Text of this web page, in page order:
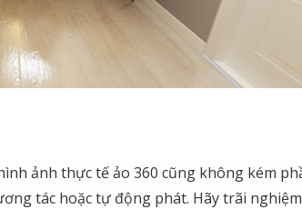
ảnh thực tế ảo 360 cũng không kém
tác hoặc tự động phát. Hãy trãi nghiệm